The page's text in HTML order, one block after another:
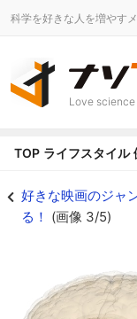
科学を好きな人を増やす
Love science
TOP ライフスタイル
好きな映画のジャ
る！ (画像 3/5)